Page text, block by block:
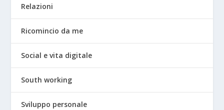
Relazioni
Ricomincio da me
Social e vita digitale
South working
Sviluppo personale